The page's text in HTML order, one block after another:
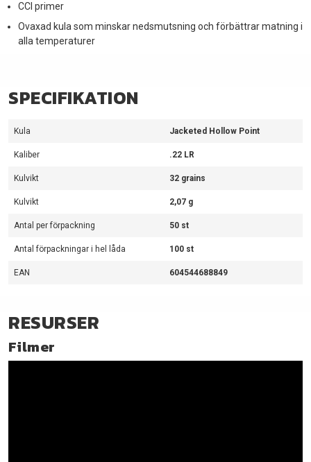
CCI primer
Ovaxad kula som minskar nedsmutsning och förbättrar matning i
alla temperaturer
SPECIFIKATION
Kula Jacketed Hollow Point
Kaliber .22 LR
Kulvikt 32 grains
Kulvikt 2,07 g
Antal per förpackning 50 st
Antal förpackningar i hel låda 100 st
EAN 604544688849
RESURSER
Filmer